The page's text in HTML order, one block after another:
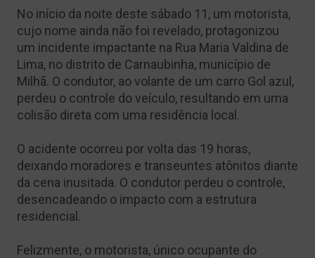
No início da noite deste sábado 11, um motorista,
cujo nome ainda não foi revelado, protagonizou
um incidente impactante na Rua Maria Valdina de
Lima, no distrito de Carnaubinha, município de
Milhã. O condutor, ao volante de um carro Gol azul,
perdeu o controle do veículo, resultando em uma
colisão direta com uma residência local.
O acidente ocorreu por volta das 19 horas,
deixando moradores e transeuntes atônitos diante
da cena inusitada. O condutor perdeu o controle,
desencadeando o impacto com a estrutura
residencial.
Felizmente, o motorista, único ocupante do